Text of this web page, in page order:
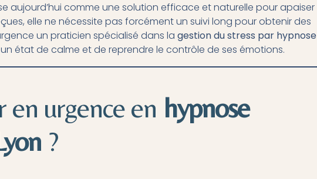
aujourd’hui comme une solution efficace et naturelle pour apaiser
elle ne nécessite pas forcément un suivi long pour obtenir des
un praticien spécialisé dans la gestion du stress par hypnose
état de calme et de reprendre le contrôle de ses émotions.
en urgence en hypnose
?